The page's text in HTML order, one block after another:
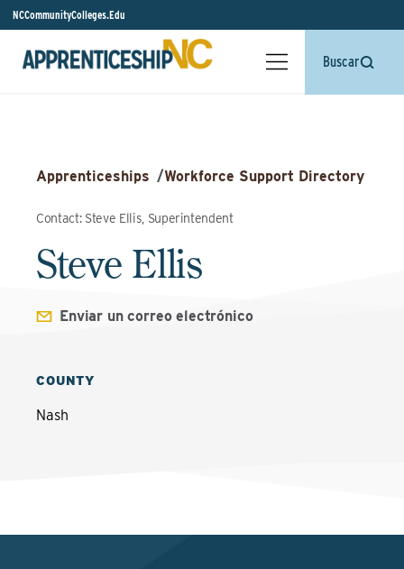
NCCommunityColleges.Edu
Buscar
Apprenticeships /Workforce Support Directory
Contact: Steve Ellis, Superintendent
Steve Ellis
Enviar un correo electrónico
COUNTY
Nash